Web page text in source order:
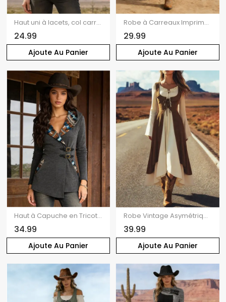
Ajoute Au Panier
Haut uni à lacets, col carré et manches longues
24.99
Ajoute Au Panier
Robe à Carreaux Imprimé Nouée à Epaule Dénudée
29.99
Ajoute Au Panier
Haut à Capuche en Tricot Imprimé Jointif Tribal avec Boucle à Manches Longues
34.99
Ajoute Au Panier
Robe Vintage Asymétrique en Couleur Contrastée à Lacets Ourlet à Volants Fausse Deux Pièces
39.99